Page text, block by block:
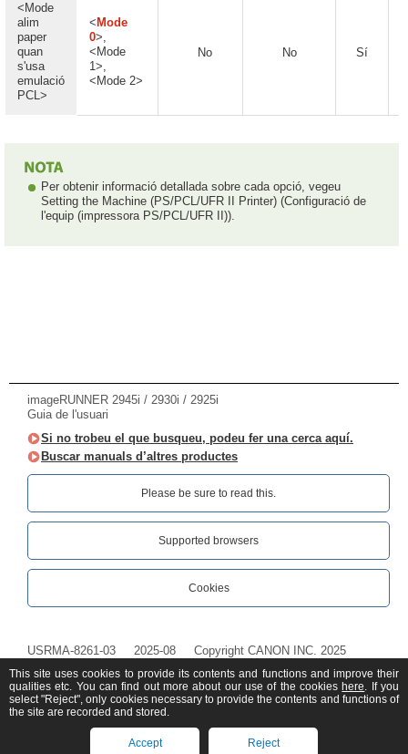
<Mode
alim
paper
quan
s'usa
emulació
PCL>
< Mode
0>,
<Mode
1>,
<Mode 2>
No No Sí
Per obtenir informació detallada sobre cada opció, vegeu
Setting the Machine (PS/PCL/UFR II Printer) (Configuració de
l'equip (impressora PS/PCL/UFR II)).
imageRUNNER 2945i / 2930i / 2925i
Guia de l'usuari
Si no trobeu el que busqueu, podeu fer una cerca aquí.
Buscar manuals d’altres productes
Please be sure to read this.‎
Supported browsers
Cookies
USRMA-8261-03 2025-08 Copyright CANON INC. 2025
This site uses cookies to provide its contents and functions and improve their
qualities etc. You can find out more about our use of the cookies here. If you
select "Reject", only cookies necessary to provide the contents and functions of
the site are recorded and stored.
Accept Reject